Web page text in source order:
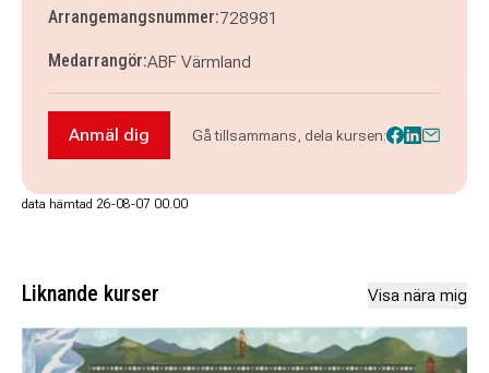
Arrangemangsnummer:728981
Medarrangör:ABF Värmland
Anmäl dig till Grundläggande
Anmäl dig Gå tillsammans, dela kursen:
data hämtad 26-08-07 00.00
Liknande kurser Visa nära mig